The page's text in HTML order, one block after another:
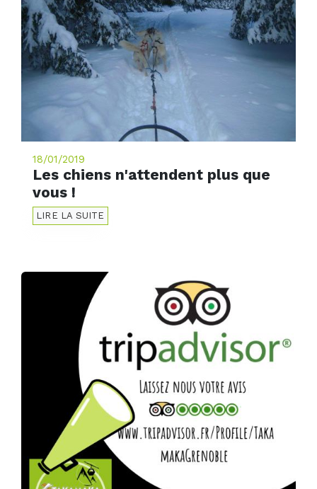
18/01/2019
Les chiens n'attendent plus que
vous !
LIRE LA SUITE